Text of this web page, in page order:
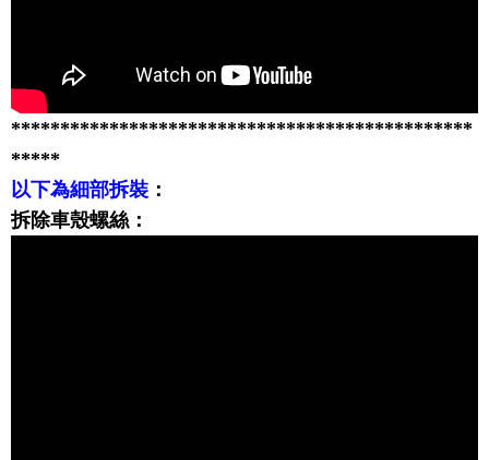
***********************************************
*****
以下為細部拆裝 ：
拆除車殼螺絲：